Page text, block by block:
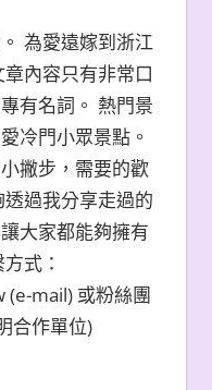
為愛遠嫁到浙江
內容只有非常口
有名詞。 熱門景
冷門小眾景點。
撇步，需要的歡
過我分享走過的
大家都能夠擁有
式：
mail) 或粉絲團
合作單位)